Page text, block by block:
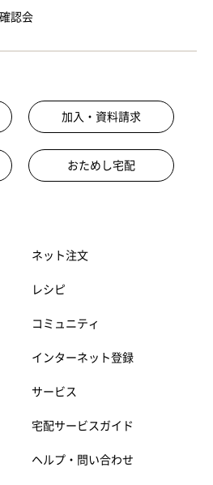
認会
加入・資料請求
おためし宅配
ネット注文
レシピ
コミュニティ
インターネット登録
サービス
宅配サービスガイド
ヘルプ・問い合わせ